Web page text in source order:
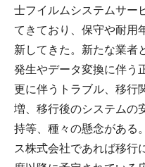
士フイルムシステムサー
てきており、保守や耐用
新してきた。新たな業者
発生やデータ変換に伴う
更に伴うトラブル、移行
増、移行後のシステムの
持等、種々の懸念がある
ス株式会社であれば移行